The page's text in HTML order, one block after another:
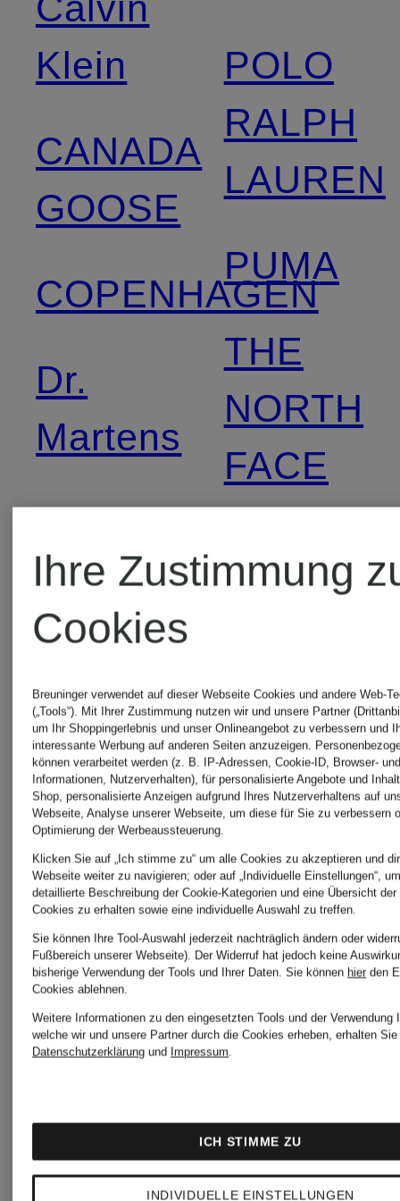
Klein
CANADA
GOOSE
COPENHAGEN
Dr.
Martens
DSQUARED2
GIVENCHY
Hugo
Boss
Levi's®
MAMMUT
O'Polo
POLO
RALPH
LAUREN
PUMA
THE
NORTH
FACE
TIGER
TOMMY
UGG
Boots
windsor.
Ihre Zustimmung
Cookies
Breuninger verwendet auf dieser Webseite Cookies und andere Web-
(„Tools“). Mit Ihrer Zustimmung nutzen wir und unsere Partner
um Ihr Shoppingerlebnis und unser Onlineangebot zu verbessern und
interessante Werbung auf anderen Seiten anzuzeigen.
können verarbeitet werden (z. B. IP-Adressen, Cookie-ID, Browser-
Informationen, Nutzerverhalten), für personalisierte Angebote und
Shop, personalisierte Anzeigen aufgrund Ihres Nutzerverhaltens auf
Webseite, Analyse unserer Webseite, um diese für Sie zu verbessern
Optimierung der Werbeaussteuerung.
Klicken Sie auf „Ich stimme zu“ um alle Cookies zu akzeptieren und
Webseite weiter zu navigieren; oder auf „Individuelle Einstellungen“,
detaillierte Beschreibung der Cookie-Kategorien und eine Übersicht
Cookies zu erhalten sowie eine individuelle Auswahl zu treffen.
Sie können Ihre Tool-Auswahl jederzeit nachträglich ändern oder
Fußbereich unserer Webseite). Der Widerruf hat jedoch keine
bisherige Verwendung der Tools und Ihrer Daten. Sie können hier den
Cookies ablehnen.
Weitere Informationen zu den eingesetzten Tools und der Verwendung
welche wir und unsere Partner durch die Cookies erheben, erhalten
Datenschutzerklärung und Impressum.
INDIVIDUELLE EINSTELLUNGEN
ICH STIMME ZU